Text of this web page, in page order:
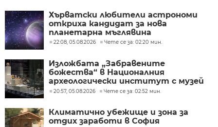
Хърватски любители астрономи
откриха кандидат за нова
планетарна мъглявина
22:08, 05.08.2026 Чете се за: 02:20 мин.
Изложбата „Забравените
божества“ в Националния
археологически институт с музей
при БАН
20:57, 05.08.2026 Чете се за: 02:52 мин.
Климатично убежище и зона за
отдих заработи в София